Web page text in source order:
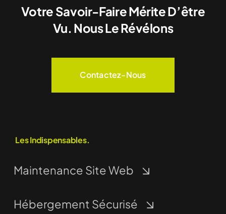
Votre Savoir-Faire Mérite D’être
Vu. Nous Le Révélons
Contactez-Nous
Les Indispensables.
Maintenance Site Web
Hébergement Sécurisé